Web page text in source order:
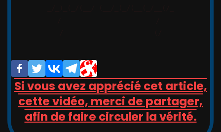
Si vous avez apprécié cet article,
cette vidéo, merci de partager,
afin de faire circuler la vérité.